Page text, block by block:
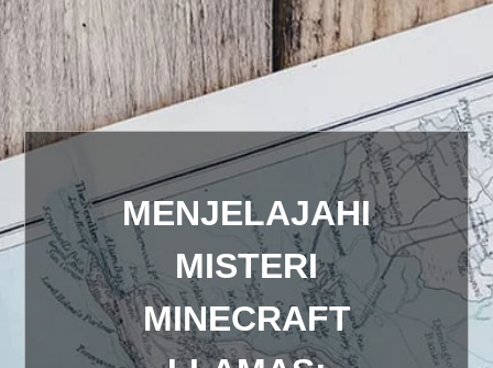
MENJELAJAHI
MISTERI
MINECRAFT